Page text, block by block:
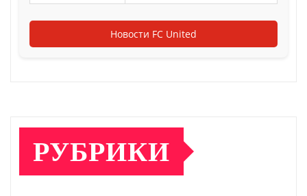
Новости FC United
РУБРИКИ